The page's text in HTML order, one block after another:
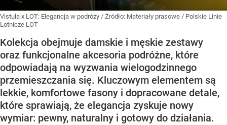
Vistula x LOT: Elegancja w podróży / Źródło: Materiały prasowe / Polskie Linie
Lotnicze LOT
Kolekcja obejmuje damskie i męskie zestawy
oraz funkcjonalne akcesoria podróżne, które
odpowiadają na wyzwania wielogodzinnego
przemieszczania się. Kluczowym elementem są
lekkie, komfortowe fasony i dopracowane detale,
które sprawiają, że elegancja zyskuje nowy
wymiar: pewny, naturalny i gotowy do działania.